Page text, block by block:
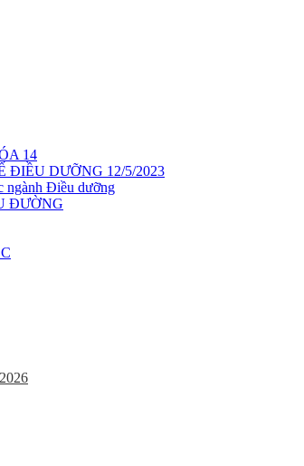
14
ĐIỀU DƯỠNG 12/5/2023
ngành Điều dưỡng
ĐƯỜNG